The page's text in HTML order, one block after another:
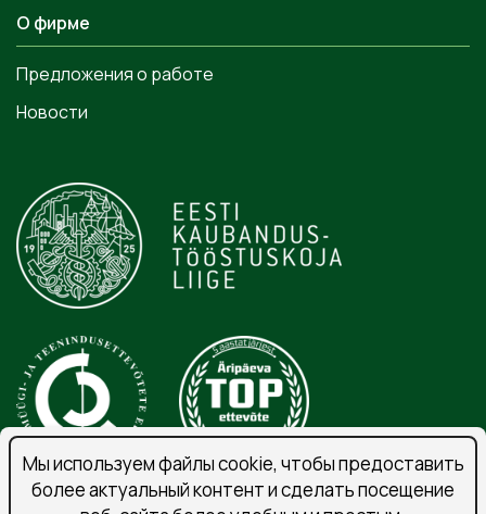
О фирме
Предложения о работе
Новости
Мы используем файлы cookie, чтобы предоставить
более актуальный контент и сделать посещение